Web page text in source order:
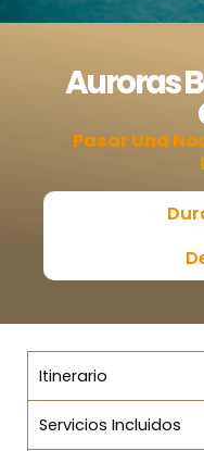
Auroras
Pasar Una
Itinerario
Servicios Incluidos